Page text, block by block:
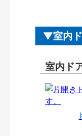
室内
室内ド